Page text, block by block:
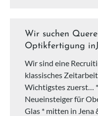
Wir suchen
Optikfertigung
Wir sind eine
klassisches
Wichtigstes zuerst…
Neueinsteiger für
Glas * mitten in Jena